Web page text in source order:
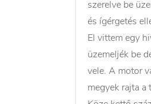
szerelve be
és ígérgetés
El vittem egy
üzemeljék be
vele. A motor
megyek rajta a